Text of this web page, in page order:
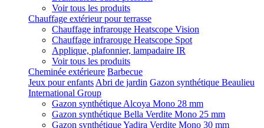
Voir tous les produits
Chauffage extérieur pour terrasse
Chauffage infrarouge Heatscope Vision
Chauffage infrarouge Heatscope Spot
Applique, plafonnier, lampadaire IR
Voir tous les produits
Cheminée extérieure Barbecue
Jeux pour enfants Abri de jardin Gazon synthétique Beaulieu
International Group
Gazon synthétique Alcoya Mono 28 mm
Gazon synthétique Bella Verdite Mono 25 mm
Gazon synthétique Yadira Verdite Mono 30 mm